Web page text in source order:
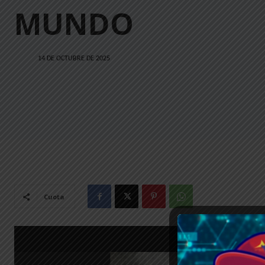
MUNDO
14 DE OCTUBRE DE 2025
Cuota